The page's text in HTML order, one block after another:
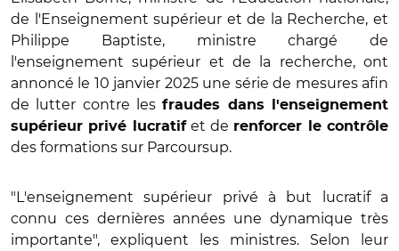
de l'Enseignement supérieur et de la Recherche, et
Philippe Baptiste, ministre chargé de
l'enseignement supérieur et de la recherche, ont
annoncé le 10 janvier 2025 une série de mesures afin
de lutter contre lesfraudes dans l'enseignement
supérieur privé lucratifet de renforcer le contrôle
des formations sur Parcoursup.
"L'enseignement supérieur privé à but lucratif a
connu ces dernières années une dynamique très
importante", expliquent les ministres. Selon leur